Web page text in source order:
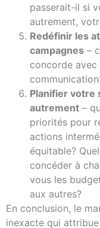
passerait-il si
autrement,
Redéfinir les
campagnes –
concorde avec
Planifier votre
autrement –
priorités pour
actions
équitable?
concéder à
vous les
aux autres?
En conclusion, le
inexacte qui